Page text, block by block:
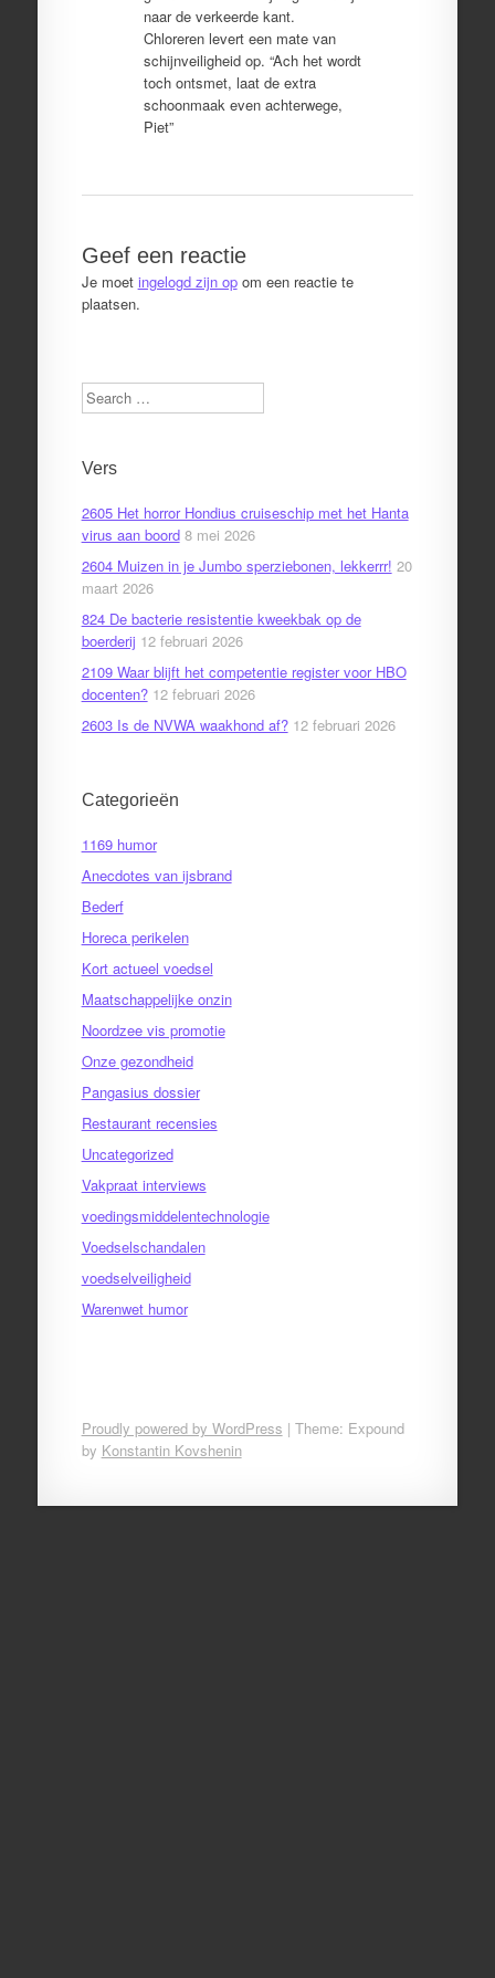
naar de verkeerde kant.
Chloreren levert een mate van
schijnveiligheid op. “Ach het wordt
toch ontsmet, laat de extra
schoonmaak even achterwege,
Piet”
Geef een reactie
Je moet ingelogd zijn opom een reactie te
plaatsen.
Search
Vers
2605 Het horror Hondius cruiseschip met het Hanta
virus aan boord 8 mei 2026
2604 Muizen in je Jumbo sperziebonen, lekkerrr! 20
maart 2026
824 De bacterie resistentie kweekbak op de
boerderij 12 februari 2026
2109 Waar blijft het competentie register voor HBO
docenten? 12 februari 2026
2603 Is de NVWA waakhond af? 12 februari 2026
Categorieën
1169 humor
Anecdotes van ijsbrand
Bederf
Horeca perikelen
Kort actueel voedsel
Maatschappelijke onzin
Noordzee vis promotie
Onze gezondheid
Pangasius dossier
Restaurant recensies
Uncategorized
Vakpraat interviews
voedingsmiddelentechnologie
Voedselschandalen
voedselveiligheid
Warenwet humor
Proudly powered by WordPress | Theme: Expound
by Konstantin Kovshenin